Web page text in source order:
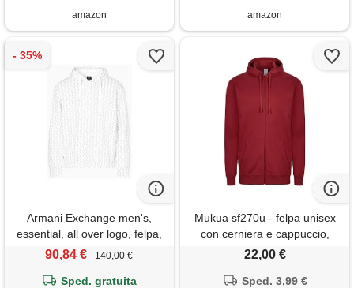
amazon
amazon
Armani Exchange men's,
essential, all over logo, felpa,
bianco, xs, bianco sporco,
90,84 € 140,00 €
Sped. gratuita
Mukua sf270u - felpa unisex
con cerniera e cappuccio,
colore crimson, taglia s,
22,00 €
Sped. 3,99 €